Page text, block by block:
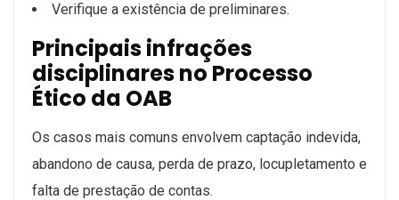
Verifique a existência de preliminares.
Principais infrações
disciplinares no Processo
Ético da OAB
Os casos mais comuns envolvem captação indevida,
abandono de causa, perda de prazo, locupletamento e
falta de prestação de contas.